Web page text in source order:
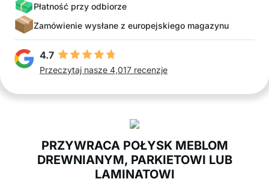
Płatność przy odbiorze
Zamówienie wysłane z europejskiego magazynu
4.7
Przeczytaj nasze 4,017 recenzje
PRZYWRACA POŁYSK MEBLOM
DREWNIANYM, PARKIETOWI LUB
LAMINATOWI